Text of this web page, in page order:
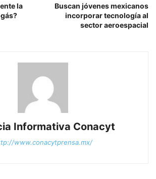
la
Buscan jóvenes mexicanos
incorporar tecnología al
sector aeroespacial
Informativa Conacyt
www.conacytprensa.mx/